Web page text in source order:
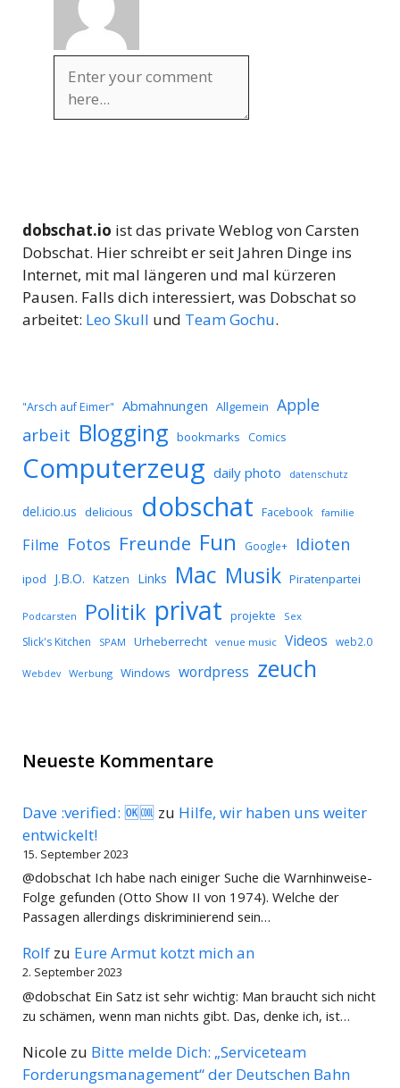
dobschat.io ist das private Weblog von Carsten
Dobschat. Hier schreibt er seit Jahren Dinge ins
Internet, mit mal längeren und mal kürzeren
Pausen. Falls dich interessiert, was Dobschat so
arbeitet: Leo Skull und Team Gochu.
"Arsch auf Eimer" Abmahnungen Allgemein Apple
arbeit Blogging bookmarks Comics
Computerzeug daily photo datenschutz
del.icio.us delicious dobschat Facebook familie
Filme Fotos Freunde Fun Google+ Idioten
ipod J.B.O. Katzen Links Mac Musik Piratenpartei
Podcarsten Politik privat projekte Sex
Slick's Kitchen SPAM Urheberrecht venue music Videos web2.0
Webdev Werbung Windows wordpress zeuch
Neueste Kommentare
Dave :verified: 🆗🆒 zu Hilfe, wir haben uns weiter
entwickelt!
15. September 2023
@dobschat Ich habe nach einiger Suche die Warnhinweise-
Folge gefunden (Otto Show II von 1974). Welche der
Passagen allerdings diskriminierend sein…
Rolf zu Eure Armut kotzt mich an
2. September 2023
@dobschat Ein Satz ist sehr wichtig: Man braucht sich nicht
zu schämen, wenn man nichts gibt. Das, denke ich, ist…
Nicole zu Bitte melde Dich: „Serviceteam
Forderungsmanagement“ der Deutschen Bahn